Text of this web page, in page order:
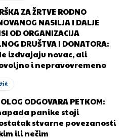
se zahvalimo što ste
da živi, Redakcija
se zahvalimo što ste
da živi, Redakcija
ZA ŽRTVE RODNO
NASILJA I DALJE
OD ORGANIZACIJA
DRUŠTVA I DONATORA:
izdvajaju novac, ali
i nepravovremeno
ODGOVARA PETKOM:
panike stoji
stvarne povezanosti
ili nečim